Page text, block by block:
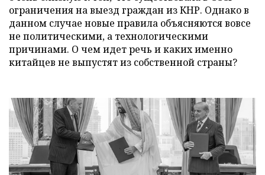
ограничения на выезд граждан из КНР. Однако в
данном случае новые правила объясняются вовсе
не политическими, а технологическими
причинами. О чем идет речь и каких именно
китайцев не выпустят из собственной страны?